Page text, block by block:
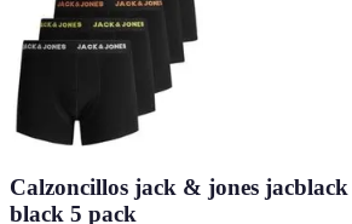
Calzoncillos jack & jones
black 5 pack